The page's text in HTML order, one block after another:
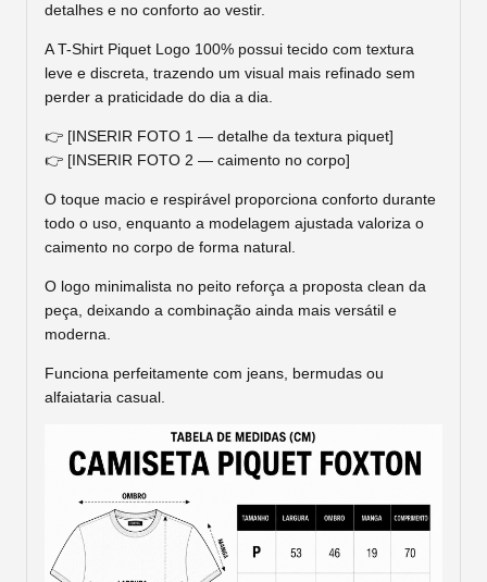
detalhes e no conforto ao vestir.
A T-Shirt Piquet Logo 100% possui tecido com textura
leve e discreta, trazendo um visual mais refinado sem
perder a praticidade do dia a dia.
👉 [INSERIR FOTO 1 — detalhe da textura piquet]
👉 [INSERIR FOTO 2 — caimento no corpo]
O toque macio e respirável proporciona conforto durante
todo o uso, enquanto a modelagem ajustada valoriza o
caimento no corpo de forma natural.
O logo minimalista no peito reforça a proposta clean da
peça, deixando a combinação ainda mais versátil e
moderna.
Funciona perfeitamente com jeans, bermudas ou
alfaiataria casual.